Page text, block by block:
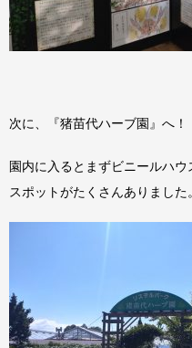
次に、『猪苗代ハーブ園』へ！
園内に入るとまずビニールハ
スポットがたくさんありました。